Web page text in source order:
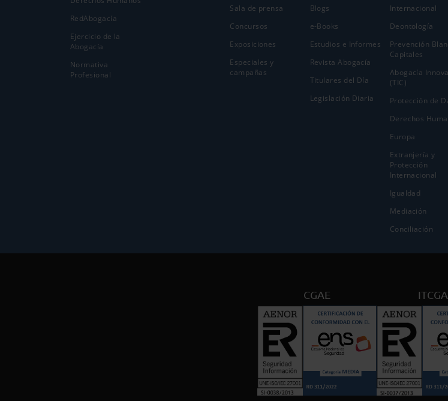
RedAbogacía
Ejercicio de la
Abogací­a
Normativa
Profesional
Sala de prensa
Concursos
Exposiciones
Especiales y
campañas
Blogs
e-Books
Estudios e Informes
Revista Abogacía
Titulares del Día
Legislación Diaria
Internacional
Deontología
Prevención
Capitales
Abogacía
(TIC)
Protección de
Derechos
Europa
Extranjería y
Protección
Internacional
Igualdad
Mediación
Conciliación
CGAE